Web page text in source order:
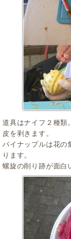
道具はナイフ２種類。
皮を剥きます。
パイナップルは花の
ります。
螺旋の削り跡が面白